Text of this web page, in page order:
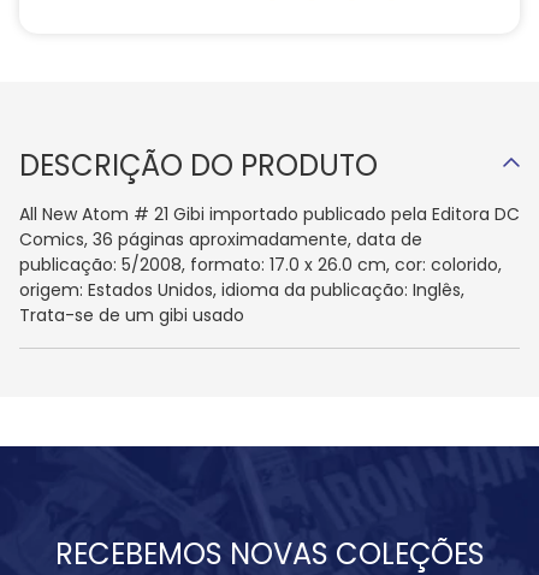
DESCRIÇÃO DO PRODUTO
All New Atom # 21 Gibi importado publicado pela Editora DC
Comics, 36 páginas aproximadamente, data de
publicação: 5/2008, formato: 17.0 x 26.0 cm, cor: colorido,
origem: Estados Unidos, idioma da publicação: Inglês,
Trata-se de um gibi usado
RECEBEMOS NOVAS COLEÇÕES